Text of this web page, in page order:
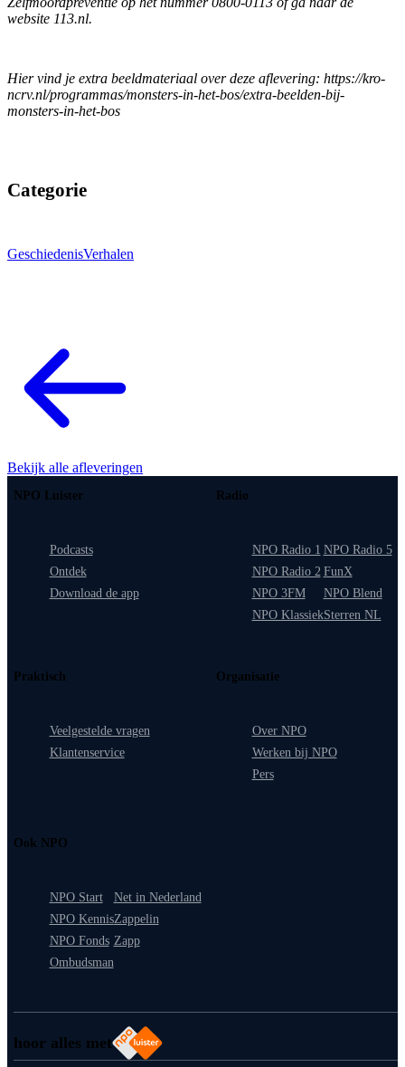
website 113.nl.
Hier vind je extra beeldmateriaal over deze aflevering: https://kro-
ncrv.nl/programmas/monsters-in-het-bos/extra-beelden-bij-
monsters-in-het-bos
Categorie
GeschiedenisVerhalen
Bekijk alle afleveringen
hoor alles met
NPO Luister
Podcasts
Ontdek
Download de app
Radio
NPO Radio 1
NPO Radio 2
NPO 3FM
NPO Klassiek
NPO Radio 5
FunX
NPO Blend
Sterren NL
Praktisch
Veelgestelde vragen
Klantenservice
Organisatie
Over NPO
Werken bij NPO
Pers
Ook NPO
NPO Start
NPO Kennis
NPO Fonds
Ombudsman
Net in Nederland
Zappelin
Zapp